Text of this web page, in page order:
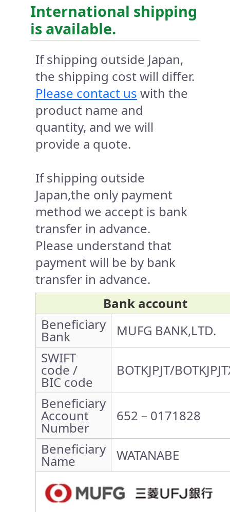
International shipping
is available.
If shipping outside Japan,
the shipping cost will differ.
Please contact us with the
product name and
quantity, and we will
provide a quote.
If shipping outside
Japan,the only payment
method we accept is bank
transfer in advance.
Please understand that
payment will be by bank
transfer in advance.
Bank account
Beneficiary
Bank
MUFG BANK,LTD.
SWIFT
code /
BIC code
BOTKJPJT/
Beneficiary
Account
Number
652－0171828
Beneficiary
Name WATANABE